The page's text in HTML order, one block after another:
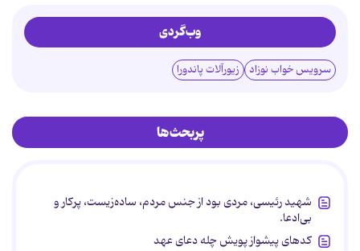
وب‌گردی
سرویس خواب نوزاد زیورآلات پاندورا
پربحث‌ها
شهید رئیسی، مردی بود از جنس مردم، ساده‌زیست، پرکار و
بی‌ادعا.
کدهای پیشواز پویش چله دعای عهد